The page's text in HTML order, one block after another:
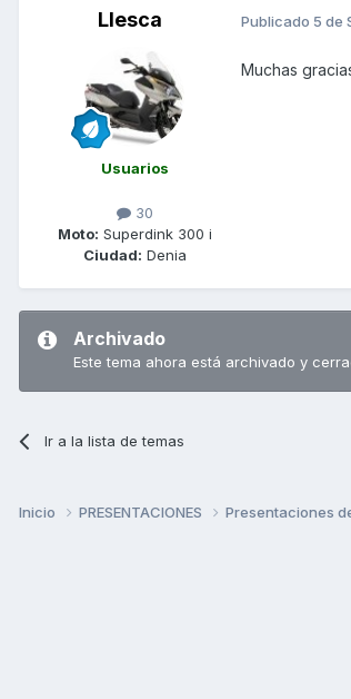
Llesca
Usuarios
30
Moto: Superdink 300 i
Ciudad: Denia
Publicado 5 de
Muchas
Archivado
Este tema ahora está archivado y
Ir a la lista de temas
Inicio PRESENTACIONES Presentaciones